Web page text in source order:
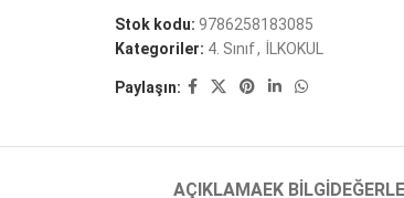
Stok kodu: 9786258183085
Kategoriler: 4. Sınıf, İLKOKUL
Paylaşın:
AÇIKLAMAEK BILGI